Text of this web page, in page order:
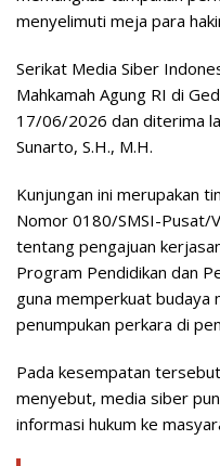
menyelimuti meja para
Serikat Media Siber
Mahkamah Agung RI di
17/06/2026 dan diterima
Sunarto, S.H., M.H.
Kunjungan ini merupakan
Nomor 0180/SMSI-Pusat/
tentang pengajuan
Program Pendidikan dan
guna memperkuat budaya
penumpukan perkara di
Pada kesempatan
menyebut, media siber
informasi hukum ke